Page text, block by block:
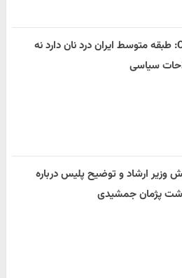
CNN: طبقه متوسط ایران درد نان دارد نه
سیاسی
وزیر ارشاد و توضیح پلیس درباره
پژمان جمشیدی